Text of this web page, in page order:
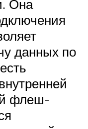
Она
данных по
флеш-